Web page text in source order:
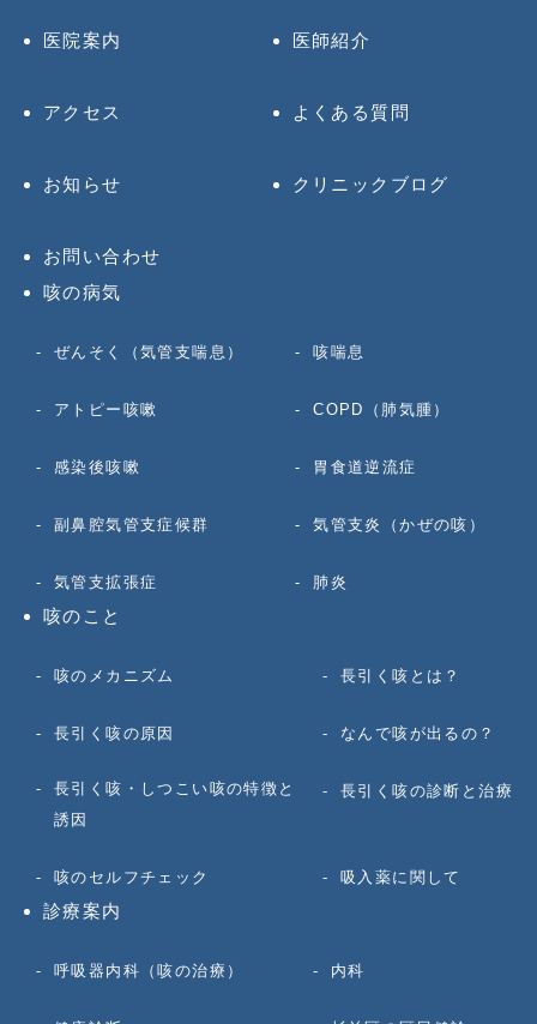
医院案内 医師紹介
アクセス よくある質問
お知らせ クリニックブログ
お問い合わせ
咳の病気
ぜんそく（気管支喘息） 咳喘息
アトピー咳嗽 COPD（肺気腫）
感染後咳嗽 胃食道逆流症
副鼻腔気管支症候群 気管支炎（かぜの咳）
気管支拡張症 肺炎
咳のこと
咳のメカニズム 長引く咳とは？
長引く咳の原因 なんで咳が出るの？
長引く咳・しつこい咳の特徴と
誘因
長引く咳の診断と治療
咳のセルフチェック 吸入薬に関して
診療案内
呼吸器内科（咳の治療） 内科